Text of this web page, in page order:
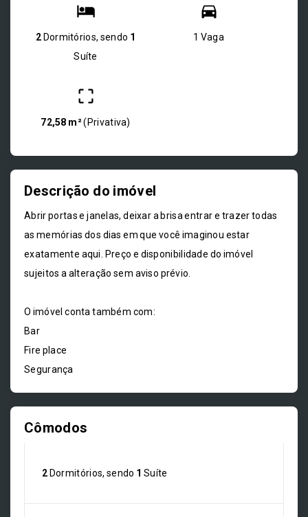
2 Dormitórios, sendo 1
Suíte
1 Vaga
72,58 m²( Privativa)
Descrição do imóvel
Abrir portas e janelas, deixar a brisa entrar e trazer todas
as memórias dos dias em que você imaginou estar
exatamente aqui. Preço e disponibilidade do imóvel
sujeitos a alteração sem aviso prévio.
O imóvel conta também com:
Bar
Fire place
Segurança
Cômodos
2 Dormitórios, sendo 1 Suíte